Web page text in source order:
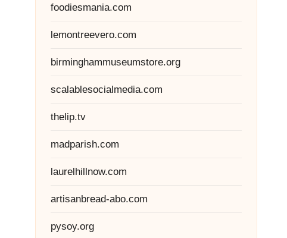
foodiesmania.com
lemontreevero.com
birminghammuseumstore.org
scalablesocialmedia.com
thelip.tv
madparish.com
laurelhillnow.com
artisanbread-abo.com
pysoy.org